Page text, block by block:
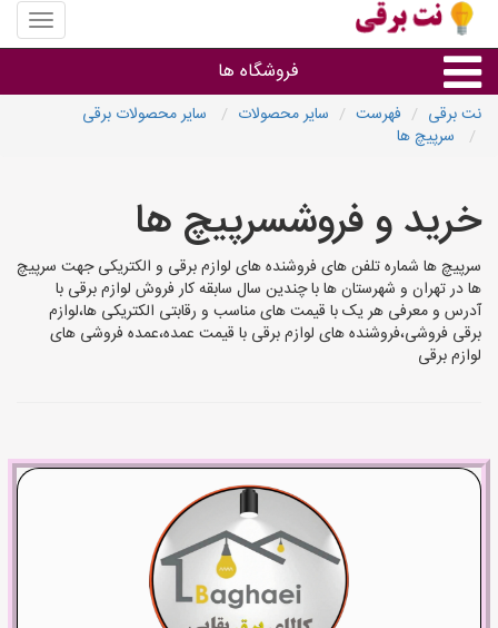
منوی
سایت
برقی
فروشگاه ها
فروشنده های لوازم برقی
نت برقی فهرست سایر محصولات
سایر محصولات برقی
سرپیچ ها
خرید و فروشسرپیچ ها
سرپیچ ها شماره تلفن های فروشنده های لوازم برقی و الکتریکی جهت سرپیچ
ها در تهران و شهرستان ها با چندین سال سابقه کار فروش لوازم برقی با
آدرس و معرفی هر یک با قیمت های مناسب و رقابتی الکتریکی ها،لوازم
برقی فروشی،فروشنده های لوازم برقی با قیمت عمده،عمده فروشی های
لوازم برقی